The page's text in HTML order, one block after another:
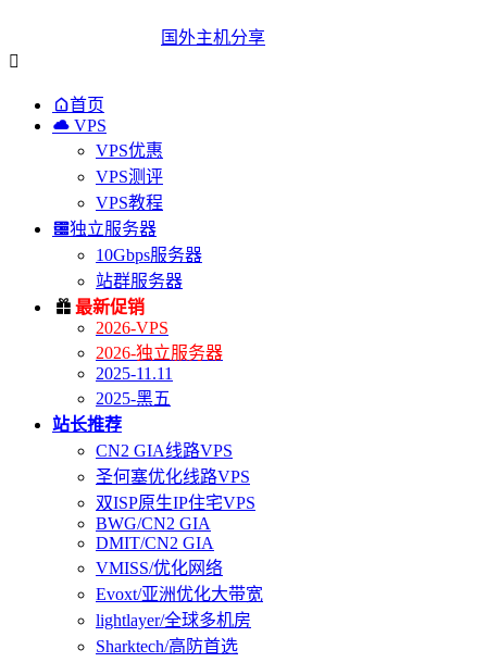
国外主机分享

首页
 VPS
VPS优惠
VPS测评
VPS教程
独立服务器
10Gbps服务器
站群服务器
 最新促销
2026-VPS
2026-独立服务器
2025-11.11
2025-黑五
站长推荐
CN2 GIA线路VPS
圣何塞优化线路VPS
双ISP原生IP住宅VPS
BWG/CN2 GIA
DMIT/CN2 GIA
VMISS/优化网络
Evoxt/亚洲优化大带宽
lightlayer/全球多机房
Sharktech/高防首选